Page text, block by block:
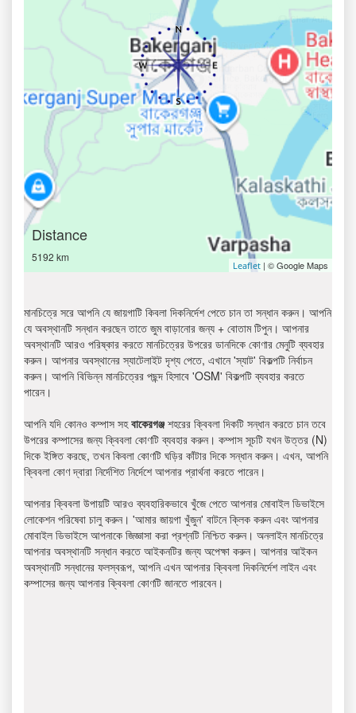
Distance
5192 km
Leaflet | © Google Maps
মানচিত্রে সরে আপনি যে জায়গাটি কিবলা দিকনির্দেশ পেতে চান তা সন্ধান করুন। আপনি
যে অবস্থানটি সন্ধান করছেন তাতে জুম বাড়ানোর জন্য + বোতাম টিপুন। আপনার
অবস্থানটি আরও পরিষ্কার করতে মানচিত্রের উপরের ডানদিকে কোণার মেনুটি ব্যবহার
করুন। আপনার অবস্থানের স্যাটেলাইট দৃশ্য পেতে, এখানে 'স্যাট' বিকল্পটি নির্বাচন
করুন। আপনি বিভিন্ন মানচিত্রের পছন্দ হিসাবে 'OSM' বিকল্পটি ব্যবহার করতে
পারেন।
আপনি যদি কোনও কম্পাস সহবাকেরগঞ্জ শহরের ক্বিবলা দিকটি সন্ধান করতে চান তবে
উপরের কম্পাসের জন্য ক্বিবলা কোণটি ব্যবহার করুন। কম্পাস সূচটি যখন উত্তর (N)
দিকে ইঙ্গিত করছে, তখন কিবলা কোণটি ঘড়ির কাঁটার দিকে সন্ধান করুন। এখন, আপনি
ক্বিবলা কোণ দ্বারা নির্দেশিত নির্দেশে আপনার প্রার্থনা করতে পারেন।
আপনার ক্বিবলা উপায়টি আরও ব্যবহারিকভাবে খুঁজে পেতে আপনার মোবাইল ডিভাইসে
লোকেশন পরিষেবা চালু করুন। 'আমার জায়গা খুঁজুন' বাটনে ক্লিক করুন এবং আপনার
মোবাইল ডিভাইসে আপনাকে জিজ্ঞাসা করা প্রশ্নটি নিশ্চিত করুন। অনলাইন মানচিত্রে
আপনার অবস্থানটি সন্ধান করতে আইকনটির জন্য অপেক্ষা করুন। আপনার আইকন
অবস্থানটি সন্ধানের ফলস্বরূপ, আপনি এখন আপনার ক্বিবলা দিকনির্দেশ লাইন এবং
কম্পাসের জন্য আপনার ক্বিবলা কোণটি জানতে পারবেন।